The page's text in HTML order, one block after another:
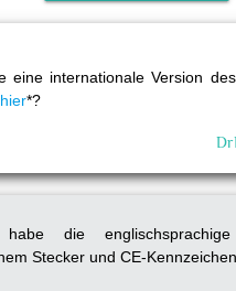
eine internationale Version
hier*?
die
Stecker und CE-